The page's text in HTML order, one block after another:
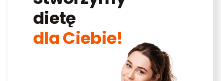
dietę
dla Ciebie!